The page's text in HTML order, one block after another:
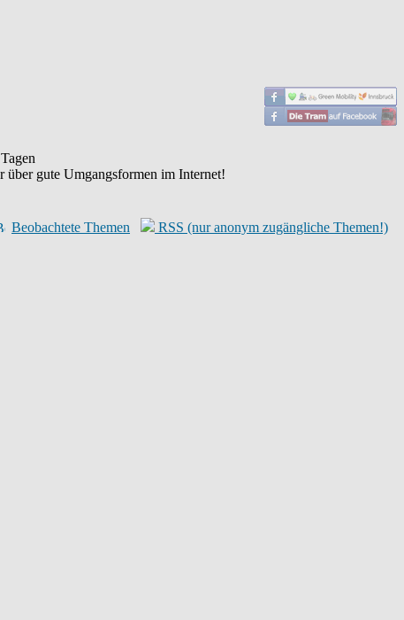
Tagen
über gute Umgangsformen im Internet!
Beobachtete Themen RSS (nur anonym zugängliche Themen!)